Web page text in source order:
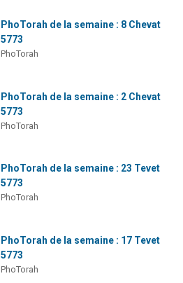
PhoTorah de la semaine : 8 Chevat
5773
PhoTorah
PhoTorah de la semaine : 2 Chevat
5773
PhoTorah
PhoTorah de la semaine : 23 Tevet
5773
PhoTorah
PhoTorah de la semaine : 17 Tevet
5773
PhoTorah